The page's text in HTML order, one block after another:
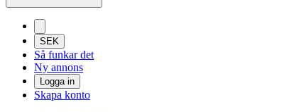
SEK
Så funkar det
Ny annons
Logga in
Skapa konto